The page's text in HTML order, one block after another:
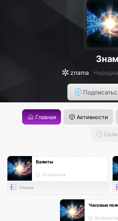
znama
Главная Активности
Валюты
19 объектов
Список
Часовые
38 объектов